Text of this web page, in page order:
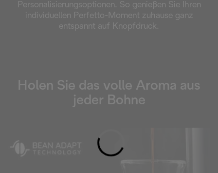
Personalisierungsoptionen. So genießen Sie Ihren
individuellen Perfetto-Moment zuhause ganz
entspannt auf Knopfdruck.
Holen Sie das volle Aroma aus
jeder Bohne
Loading...